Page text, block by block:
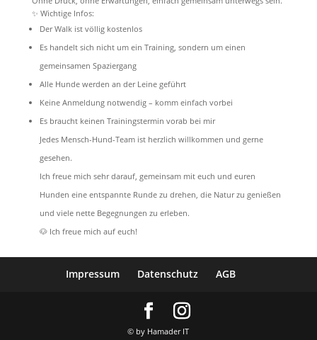
✨ Wichtige Infos:
Der Walk ist völlig kostenlos
Es handelt sich nicht um ein Training, sondern um einen
gemeinsamen Spaziergang
Alle Hunde werden an der Leine geführt
Keine Anmeldung notwendig – komm einfach vorbei
Es braucht keinen Trainingstermin vorab bei mir
Jedes Mensch-Hund-Team ist herzlich willkommen und gerne
gesehen.
Ich freue mich sehr darauf, gemeinsam mit euch und euren
Hunden eine entspannte Runde zu drehen, die Natur zu genießen
und viele nette Begegnungen zu erleben.
🐶 Ich freue mich auf euch!
Impressum Datenschutz AGB
© by Hamader IT